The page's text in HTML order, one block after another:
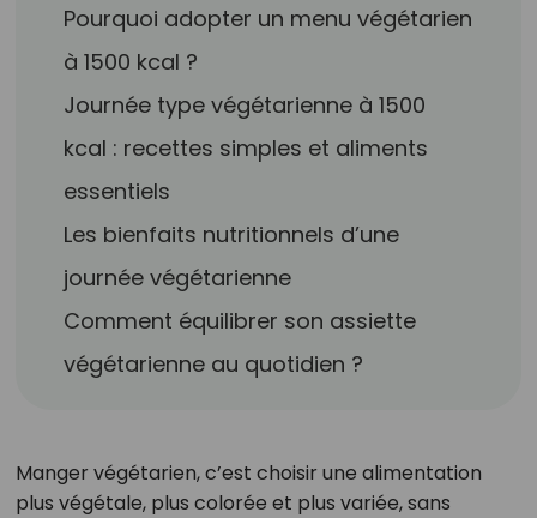
Pourquoi adopter un menu végétarien
à 1500 kcal ?
Journée type végétarienne à 1500
kcal : recettes simples et aliments
essentiels
Les bienfaits nutritionnels d’une
journée végétarienne
Comment équilibrer son assiette
végétarienne au quotidien ?
Manger végétarien, c’est choisir une alimentation
plus végétale, plus colorée et plus variée, sans